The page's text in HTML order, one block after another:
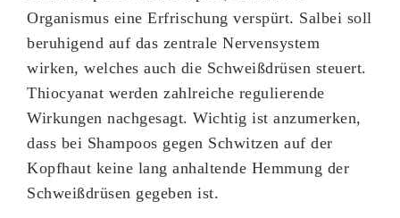
Organismus eine Erfrischung verspürt. Salbei soll
beruhigend auf das zentrale Nervensystem
wirken, welches auch die Schweißdrüsen steuert.
Thiocyanat werden zahlreiche regulierende
Wirkungen nachgesagt. Wichtig ist anzumerken,
dass bei Shampoos gegen Schwitzen auf der
Kopfhaut keine lang anhaltende Hemmung der
Schweißdrüsen gegeben ist.